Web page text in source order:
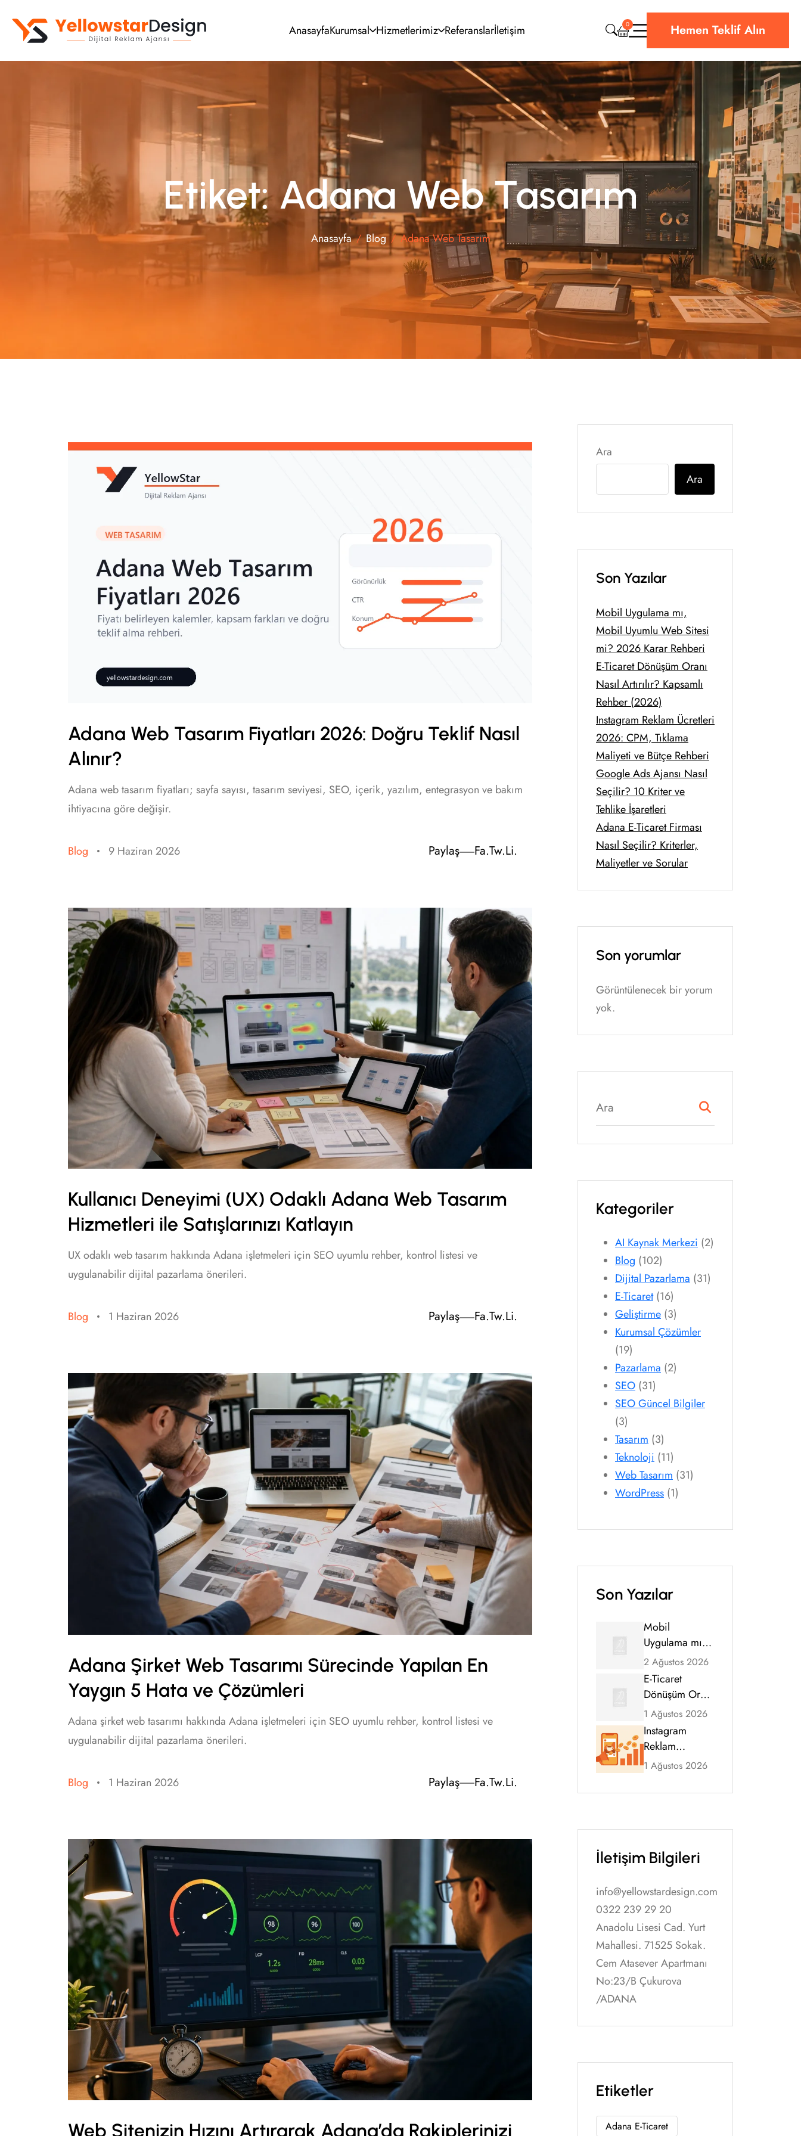
AnasayfaKurumsal Hizmetlerimiz
E-Ticaret Sitesi
Mobil Uygulama
Kurumsal Kimlik
Grafik Tasarım
Video Prodüksiyon
SEO Optimizasyonu
Google & Meta Ads
Sosyal Medya
E-posta Pazarlama
CRM & ERP Yazılım
Web Sitesi Teknik Destek
Bulut & Hosting
Siber Güvenlik
Referanslarİletişim 0 Hemen Teklif Alın
Etiket: Adana Web Tasarım
Anasayfa Blog Adana Web Tasarım
Adana Web Tasarım Fiyatları 2026: Doğru Teklif Nasıl
Alınır?
Adana web tasarım fiyatları; sayfa sayısı, tasarım seviyesi, SEO, içerik, yazılım, entegrasyon ve bakım
ihtiyacına göre değişir.
Blog 9 Haziran 2026 Paylaş Fa.Tw.Li.
Kullanıcı Deneyimi (UX) Odaklı Adana Web Tasarım
Hizmetleri ile Satışlarınızı Katlayın
UX odaklı web tasarım hakkında Adana işletmeleri için SEO uyumlu rehber, kontrol listesi ve
uygulanabilir dijital pazarlama önerileri.
Blog 1 Haziran 2026 Paylaş Fa.Tw.Li.
Adana Şirket Web Tasarımı Sürecinde Yapılan En
Yaygın 5 Hata ve Çözümleri
Adana şirket web tasarımı hakkında Adana işletmeleri için SEO uyumlu rehber, kontrol listesi ve
uygulanabilir dijital pazarlama önerileri.
Blog 1 Haziran 2026 Paylaş Fa.Tw.Li.
Web Sitenizin Hızını Artırarak Adana’da Rakiplerinizi
Ara
Ara
Son Yazılar
Mobil Uygulama mı,
Mobil Uyumlu Web Sitesi
mi? 2026 Karar Rehberi
E-Ticaret Dönüşüm Oranı
Nasıl Artırılır? Kapsamlı
Rehber (2026)
Instagram Reklam Ücretleri
2026: CPM, Tıklama
Maliyeti ve Bütçe Rehberi
Google Ads Ajansı Nasıl
Seçilir? 10 Kriter ve
Tehlike İşaretleri
Adana E-Ticaret Firması
Nasıl Seçilir? Kriterler,
Maliyetler ve Sorular
Son yorumlar
Görüntülenecek bir yorum
yok.
Kategoriler
AI Kaynak Merkezi (2)
Blog (102)
Dijital Pazarlama (31)
E-Ticaret(16)
Geliştirme (3)
Kurumsal Çözümler
(19)
Pazarlama (2)
SEO (31)
SEO Güncel Bilgiler
(3)
Tasarım (3)
Teknoloji (11)
Web Tasarım (31)
WordPress (1)
Son Yazılar
Mobil
Uygulama mı,
Mobil Uyumlu
Web Sitesi mi?
2026 Karar
Rehberi
2 Ağustos 2026
E-Ticaret
Dönüşüm Oranı
Nasıl Artırılır?
Kapsamlı
Rehber (2026)
1 Ağustos 2026
Instagram
Reklam
Ücretleri 2026:
Maliyeti ve
1 Ağustos 2026
İletişim Bilgileri
info@yellowstardesign.com
0322 239 29 20
Anadolu Lisesi Cad. Yurt
Mahallesi. 71525 Sokak.
Cem Atasever Apartmanı
No:23/B Çukurova
/ADANA
Etiketler
Adana E-Ticaret